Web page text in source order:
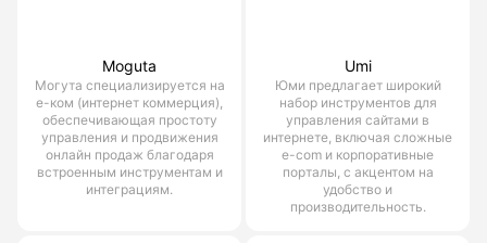
Moguta
Могута специализируется на
е-ком (интернет коммерция),
обеспечивающая простоту
управления и продвижения
онлайн продаж благодаря
встроенным инструментам и
интеграциям.
Umi
Юми предлагает широкий
набор инструментов для
управления сайтами в
интернете, включая сложные
e-com и корпоративные
порталы, с акцентом на
удобство и
производительность.